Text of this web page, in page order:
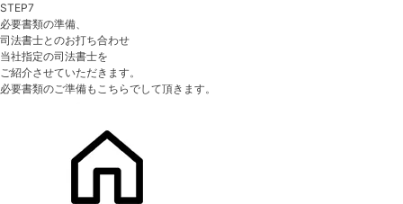
STEP7
必要書類の準備、
司法書士とのお打ち合わせ
当社指定の司法書士を
ご紹介させていただきます。
必要書類のご準備もこちらでして頂きます。